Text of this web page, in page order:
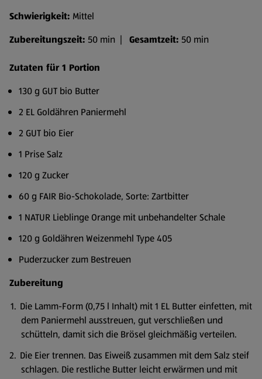
Schwierigkeit: Mittel
Zubereitungszeit: 50 min | Gesamtzeit: 50 min
Zutaten für 1 Portion
130 g GUT bio Butter
2 EL Goldähren Paniermehl
2 GUT bio Eier
1 Prise Salz
120 g Zucker
60 g FAIR Bio-Schokolade, Sorte: Zartbitter
1 NATUR Lieblinge Orange mit unbehandelter Schale
120 g Goldähren Weizenmehl Type 405
Puderzucker zum Bestreuen
Zubereitung
Die Lamm-Form (0,75 l Inhalt) mit 1 EL Butter einfetten, mit
dem Paniermehl ausstreuen, gut verschließen und
schütteln, damit sich die Brösel gleichmäßig verteilen.
Die Eier trennen. Das Eiweiß zusammen mit dem Salz steif
schlagen. Die restliche Butter leicht erwärmen und mit